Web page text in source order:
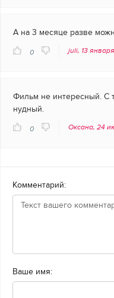
А на 3 месяце разве
0 juli, 13
Фильм не интересный. С
нудный.
0 Оксана, 24
Комментарий:
Ваше имя: